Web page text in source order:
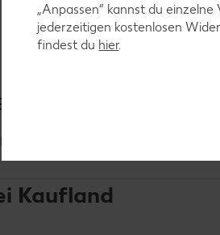
Kaufland
„Anpassen“ kannst du
jederzeitigen kostenlosen
findest du hier.